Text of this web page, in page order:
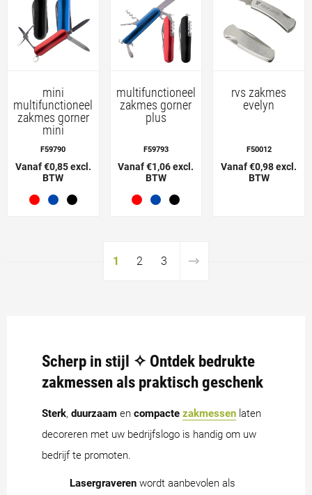
mini
multifunctioneel
zakmes gorner
mini
F59790
Vanaf €0,85 excl.
BTW
multifunctioneel
zakmes gorner
plus
F59793
Vanaf €1,06 excl.
BTW
rvs zakmes
evelyn
F50012
Vanaf €0,98 excl.
BTW
1 2 3
Scherp in stijl ✧ Ontdek bedrukte
zakmessen als praktisch geschenk
Sterk, duurzaam en compacte zakmessen laten
decoreren met uw bedrijfslogo is handig om uw
bedrijf te promoten.
Lasergraveren wordt aanbevolen als